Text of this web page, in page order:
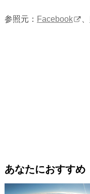
参照元： Facebook
あなたにおすすめ